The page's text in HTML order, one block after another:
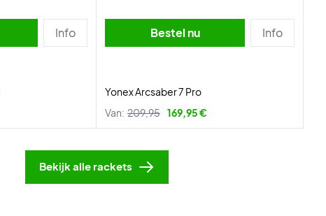
Info Bestel nu Info
Yonex Arcsaber 7 Pro
Van: 209,95 169,95 €
Bekijk alle rackets